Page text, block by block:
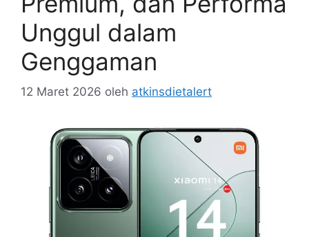
Unggul dalam
Genggaman
12 Maret 2026 oleh atkinsdietalert